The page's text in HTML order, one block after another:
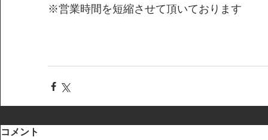
※営業時間を短縮させて頂いております
コメント